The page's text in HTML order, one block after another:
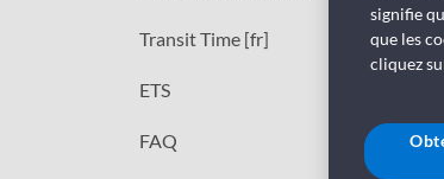
Transit Time [fr]
ETS
FAQ
signifie
que les
cliquez